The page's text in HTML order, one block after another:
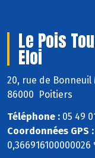
Le Pois
Eloi
20, rue de Bonneuil
86000 Poitiers
Téléphone : 05 49
Coordonnées GPS :
0,366916100000026